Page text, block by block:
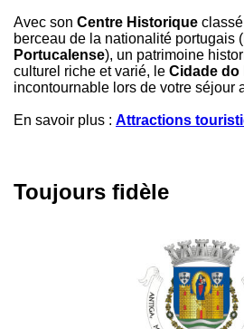
Avec son Centre Historique classé
berceau de la nationalité portugais
Portucalense), un patrimoine
culturel riche et varié, le Cidade do
incontournable lors de votre séjour
En savoir plus : Attractions
Toujours fidèle